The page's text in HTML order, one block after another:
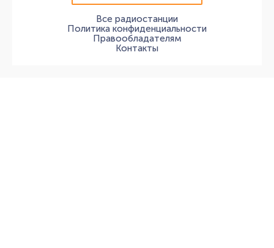
Все радиостанции
Политика конфиденциальности
Правообладателям
Контакты